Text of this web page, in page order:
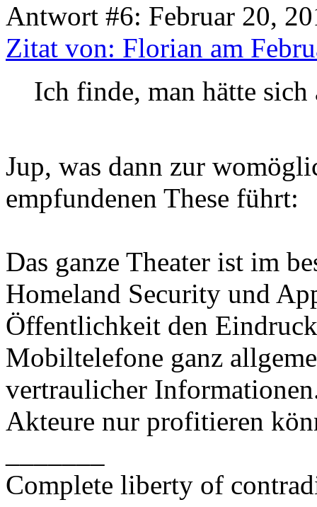
Antwort #6: Februar 20,
Zitat von: Florian am
Ich finde, man hätte
Jup, was dann zur
empfundenen These führt:
Das ganze Theater ist im
Homeland Security und
Öffentlichkeit den
Mobiltelefone ganz
vertraulicher
Akteure nur profitieren
Complete liberty of